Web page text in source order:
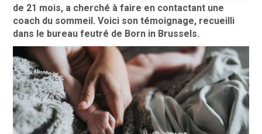
de 21 mois, a cherché à faire en contactant une
coach du sommeil. Voici son témoignage, recueilli
dans le bureau feutré de Born in Brussels.